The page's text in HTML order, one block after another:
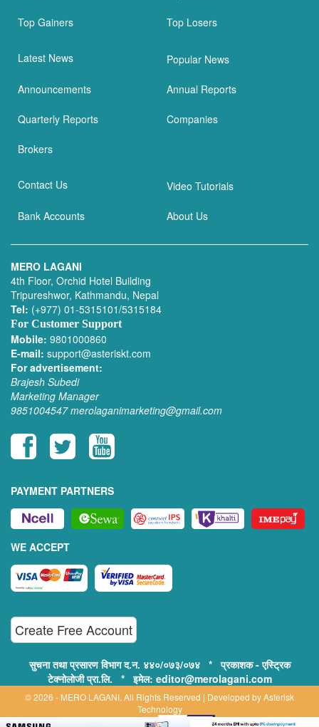
Top Gainers Top Losers
Latest News Popular News
Announcements Annual Reports
Quarterly Reports Companies
Brokers
Contact Us Video Tutorials
Bank Accounts About Us
MERO LAGANI
4th Floor, Orchid Hotel Building
Tripureshwor, Kathmandu, Nepal
Tel: (+977) 01-5315101/5315184
For Customer Support
Mobile: 9801000860
E-mail: support@asteriskt.com
For advertisement:
Brajesh Subedi
Marketing Manager
9851004547 merolaganimarketing@gmail.com
PAYMENT PARTNERS
WE ACCEPT
Create Free Account
सुचना तथा प्रसारण विभाग द.न. ४४०/०७३/०७४ * प्रकाशक - एस्ट्रिक
टेक्नोलोजी प्रा.लि. * इमेल: editor@merolagani.com
© 2026 - MERO LAGANI. All Rights Reserved | Developed byAsterisk
Technology